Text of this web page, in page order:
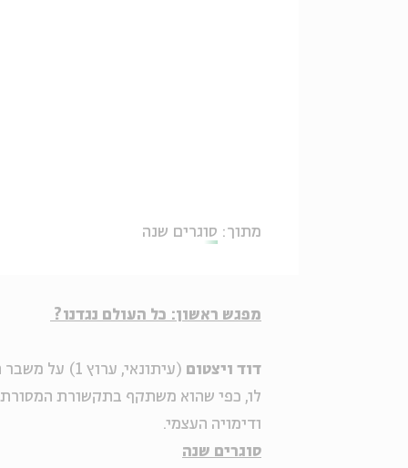
מתוך: סוגרים שנה
מפגש ראשון: כל העולם נגדנו?
דוד ויצטום
(עיתונאי,
לו, כפי שהוא משתקף בתקשורת
ודימויה העצמי.
סוגרים שנה